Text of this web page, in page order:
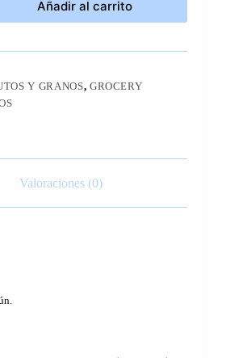
Añadir al carrito
Y GRANOS, GROCERY
Valoraciones (0)